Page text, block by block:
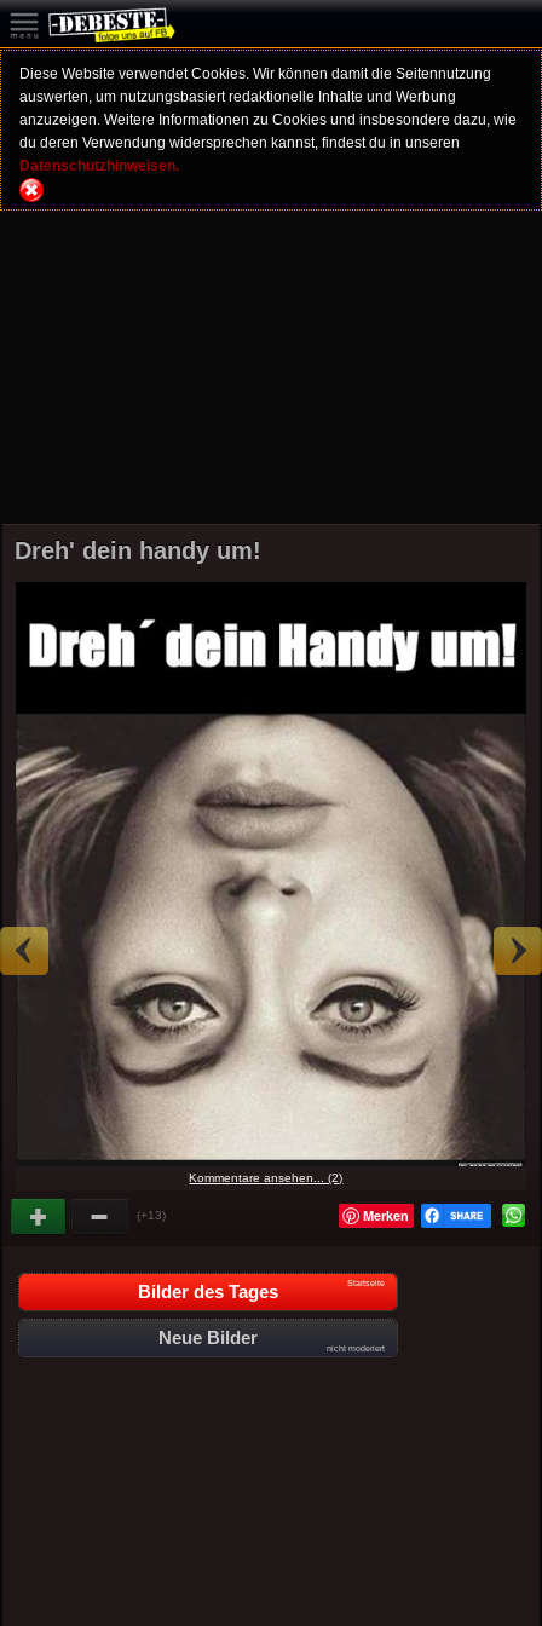
Diese Website verwendet Cookies. Wir können damit die Seitennutzung
auswerten, um nutzungsbasiert redaktionelle Inhalte und Werbung
anzuzeigen. Weitere Informationen zu Cookies und insbesondere dazu, wie
du deren Verwendung widersprechen kannst, findest du in unseren
Datenschutzhinweisen.
Dreh' dein handy um!
Kommentare ansehen... (2)
(+13) Merken
Bilder des Tages Startseite
Neue Bilder
nicht moderiert